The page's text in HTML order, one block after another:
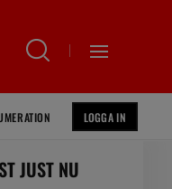
LOGGA IN
JUST NU